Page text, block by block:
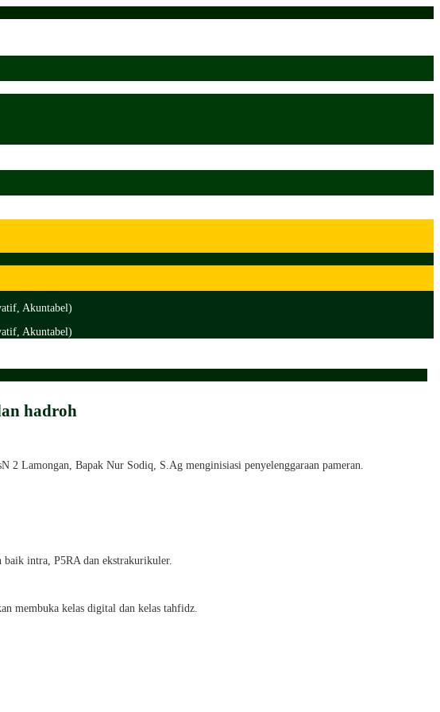
Akuntabel)
Akuntabel)
hadroh
Lamongan, Bapak Nur Sodiq, S.Ag menginisiasi penyelenggaraan pameran.
baik intra, P5RA dan ekstrakurikuler.
membuka kelas digital dan kelas tahfidz.